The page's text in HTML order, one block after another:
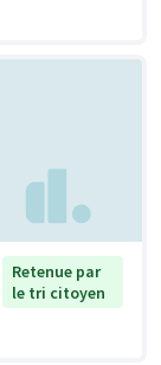
Retenue par
le tri citoyen